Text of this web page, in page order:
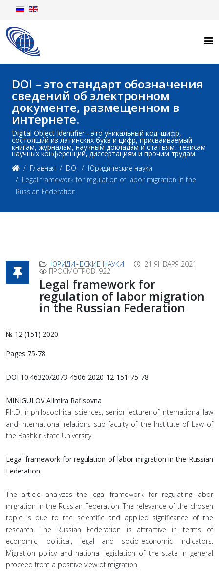
DOI – это стандарт обозначения
сведений об электронном
документе, размещенном в
интернете.
Digital Object Identifier - это уникальный код: шифр,
состоящий из латинских букв и цифр, присваиваемый
книгам, журналам, научным докладам и статьям, тезисам
научных конференций, диссертациям и прочим трудам.
Главная
DOI
Юридические науки
Legal framework for regulation of labor migration in the
Russian Federation
ЮРИДИЧЕСКИЕ НАУКИ 21 ЯНВАРЯ 2021
ПРОСМОТРОВ: 922
Legal framework for
regulation of labor migration
in the Russian Federation
№ 12 (151) 2020
Pages 75-78
DOI 10.46320/2073-4506-2020-12-151-75-78
MINIGULOV AIlmira Rafisovna
Ph.D. in philosophical sciences, senior lecturer of International law
and international relations sub-faculty of the Institute of Law of
the Bashkir State University
Legal framework for regulation of labor migration in the Russian
Federation
The article analyzes the legal framework for regulating labor
migration in the Russian Federation. The relevance of the chosen
topic is due to the scientific and applied significance of the
research. The Russian Federation is attractive in terms of
economic, political, legal and socio-economic indicators.
Migration policy and national legislation of the state in general
proceed from a positive view of migration.